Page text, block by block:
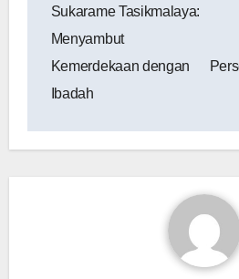
Sukarame Tasikmalaya:
Menyambut
Kemerdekaan dengan
Ibadah